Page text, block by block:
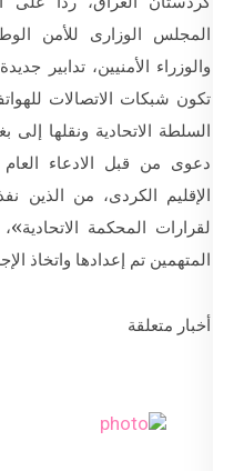
المجلس الوزارى للأمن
والوزراء الأمنيين، تدابير
تكون شبكات الاتصالات
السلطة الاتحادية ونقلها
دعوى من قبل الادعاء
الإقليم الكردى، من الذين
لقرارات المحكمة
المتهمين تم إعدادها واتخاذ
أخبار متعلقة